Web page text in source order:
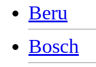
Beru
Bosch